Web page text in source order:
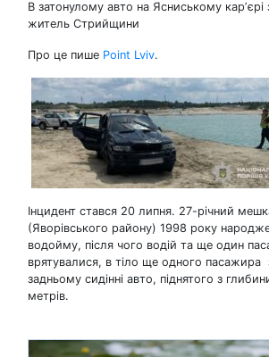
В затонулому авто на Ясниському карʼєрі
житель Стрийщини
Про це пише Point Lviv.
Інцидент стався 20 липня. 27-річний
(Яворівського району) 1998 року
водойму, після чого водій та ще один
врятувалися, в тіло ще одного пасажира
задньому сидінні авто, піднятого з
метрів.